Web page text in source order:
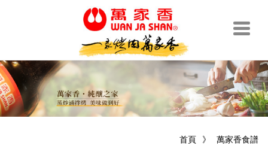
萬家香食譜
》
首頁